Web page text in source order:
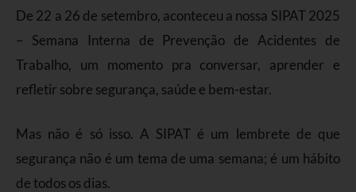
De 22 a 26 de setembro, aconteceu a nossa SIPAT 2025
– Semana Interna de Prevenção de Acidentes de
Trabalho, um momento pra conversar, aprender e
refletir sobre segurança, saúde e bem-estar.
Mas não é só isso. A SIPAT é um lembrete de que
segurança não é um tema de uma semana; é um hábito
de todos os dias.